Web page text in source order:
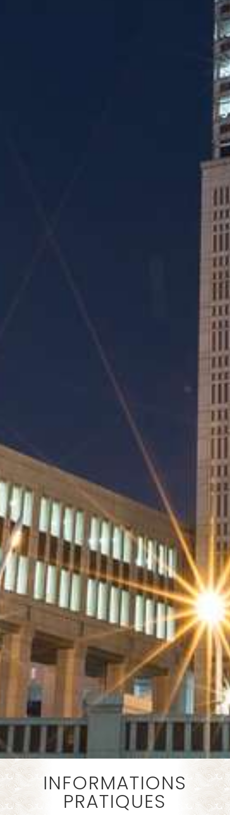
INFORMATIONS
PRATIQUES